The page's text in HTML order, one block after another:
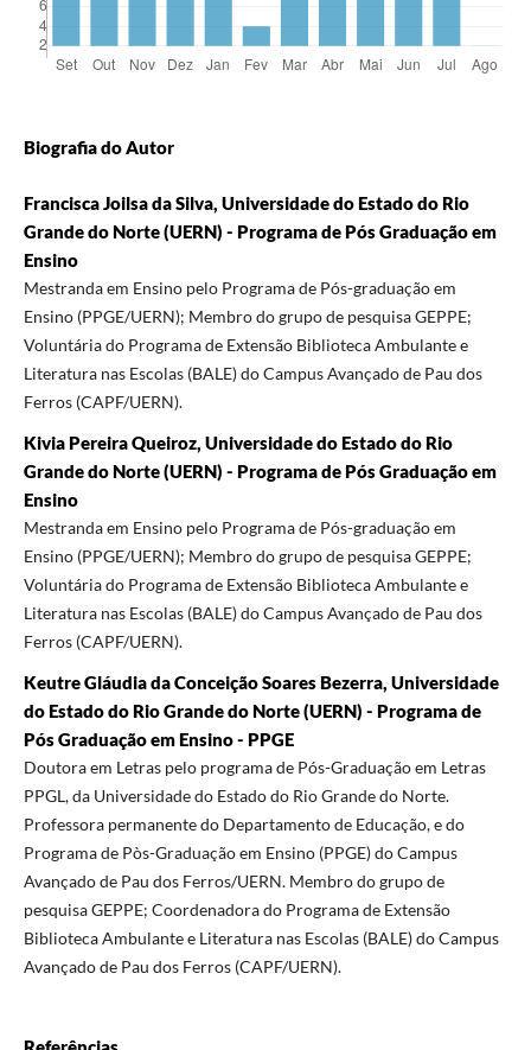
Biografia do Autor
Francisca Joilsa da Silva, Universidade do Estado do Rio
Grande do Norte (UERN) - Programa de Pós Graduação em
Ensino
Mestranda em Ensino pelo Programa de Pós-graduação em
Ensino (PPGE/UERN); Membro do grupo de pesquisa GEPPE;
Voluntária do Programa de Extensão Biblioteca Ambulante e
Literatura nas Escolas (BALE) do Campus Avançado de Pau dos
Ferros (CAPF/UERN).
Kivia Pereira Queiroz, Universidade do Estado do Rio
Grande do Norte (UERN) - Programa de Pós Graduação em
Ensino
Mestranda em Ensino pelo Programa de Pós-graduação em
Ensino (PPGE/UERN); Membro do grupo de pesquisa GEPPE;
Voluntária do Programa de Extensão Biblioteca Ambulante e
Literatura nas Escolas (BALE) do Campus Avançado de Pau dos
Ferros (CAPF/UERN).
Keutre Gláudia da Conceição Soares Bezerra, Universidade
do Estado do Rio Grande do Norte (UERN) - Programa de
Pós Graduação em Ensino - PPGE
Doutora em Letras pelo programa de Pós-Graduação em Letras
PPGL, da Universidade do Estado do Rio Grande do Norte.
Professora permanente do Departamento de Educação, e do
Programa de Pòs-Graduação em Ensino (PPGE) do Campus
Avançado de Pau dos Ferros/UERN. Membro do grupo de
pesquisa GEPPE; Coordenadora do Programa de Extensão
Biblioteca Ambulante e Literatura nas Escolas (BALE) do Campus
Avançado de Pau dos Ferros (CAPF/UERN).